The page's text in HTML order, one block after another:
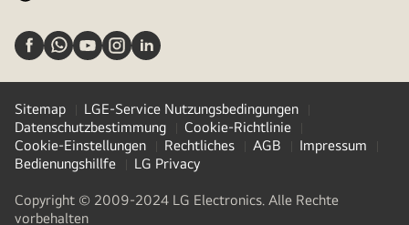
Sitemap
LGE-Service Nutzungsbedingungen
Datenschutzbestimmung
Cookie-Richtlinie
Cookie-Einstellungen
Rechtliches AGB
Impressum
Bedienungshillfe
LG Privacy
Copyright © 2009-2024 LG Electronics. Alle Rechte
vorbehalten